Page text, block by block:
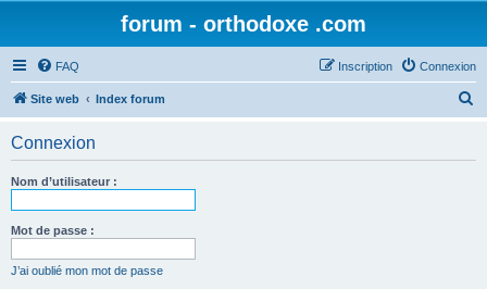
forum - orthodoxe .com
FAQ Connexion
Inscription
Site web Index forum
Connexion
Nom d’utilisateur :
Mot de passe :
J’ai oublié mon mot de passe